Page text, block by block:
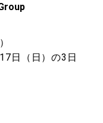
日（日）の3日